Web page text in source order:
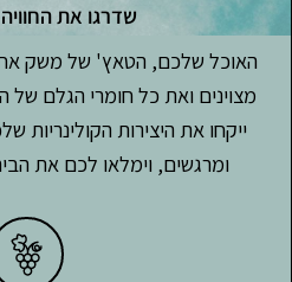
שדרגו את
האוכל שלכם, הטאץ' של משק
מצוינים ואת כל חומרי הגלם
ייקחו את היצירות
ומרגשים, וימלאו לכם את